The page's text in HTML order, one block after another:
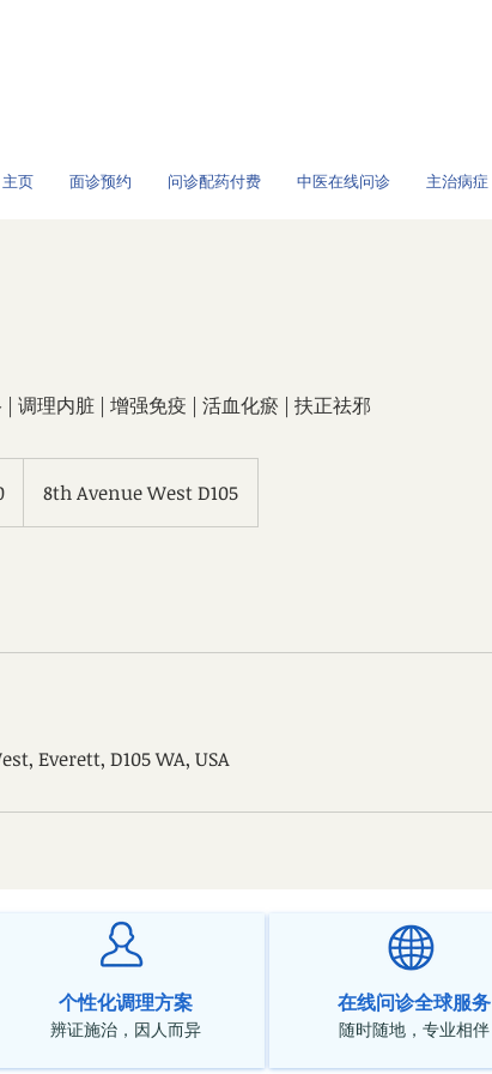
主页 面诊预约 问诊配药付费 中医在线问诊 主治病症
调理内脏 | 增强免疫 | 活血化瘀 | 扶正祛邪
8th Avenue West D105
Everett, D105 WA, USA
个性化调理方案
辨证施治，因人而异
在线问诊全球服务
随时随地，专业相伴